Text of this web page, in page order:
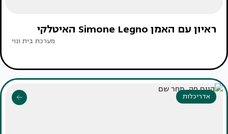
ראיון עם האמן Simone Legno האיטלקי
מערכת בית ונוי
אדריכלות